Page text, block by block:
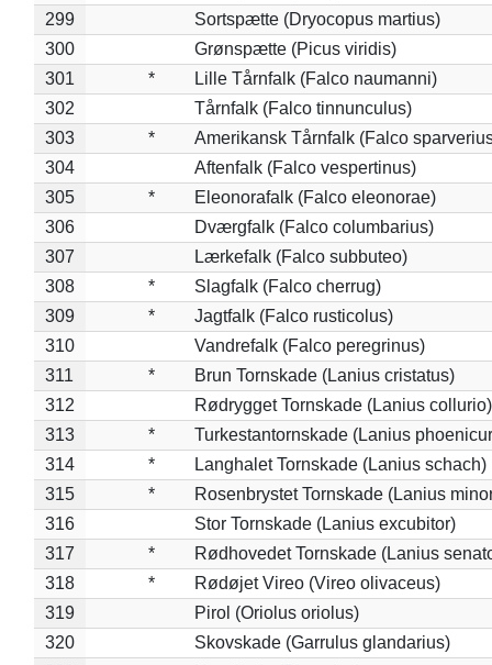
299
Sortspætte (Dryocopus martius)
300
Grønspætte (Picus viridis)
301
*
Lille Tårnfalk (Falco naumanni)
302
Tårnfalk (Falco tinnunculus)
303
*
Amerikansk Tårnfalk (Falco
304
Aftenfalk (Falco vespertinus)
305
*
Eleonorafalk (Falco eleonorae)
306
Dværgfalk (Falco columbarius)
307
Lærkefalk (Falco subbuteo)
308
*
Slagfalk (Falco cherrug)
309
*
Jagtfalk (Falco rusticolus)
310
Vandrefalk (Falco peregrinus)
311
*
Brun Tornskade (Lanius cristatus)
312
Rødrygget Tornskade (Lanius collurio)
313
*
Turkestantornskade (Lanius
314
*
Langhalet Tornskade (Lanius schach)
315
*
Rosenbrystet Tornskade (Lanius
316
Stor Tornskade (Lanius excubitor)
317
*
Rødhovedet Tornskade (Lanius
318
*
Rødøjet Vireo (Vireo olivaceus)
319
Pirol (Oriolus oriolus)
320
Skovskade (Garrulus glandarius)